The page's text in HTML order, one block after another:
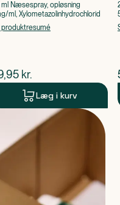
Næsespray, opløsning
ml, Xylometazolinhydrochlorid
produktresumé
pris
kr.
Læg i kurv